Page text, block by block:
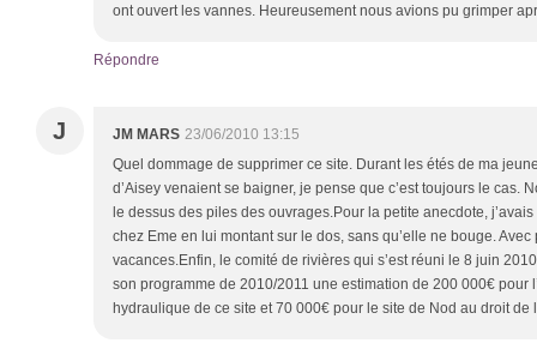
ont ouvert les vannes. Heureusement nous avions pu grimper
Répondre
J JM MARS 23/06/2010 13:15
Quel dommage de supprimer ce site. Durant les étés de ma
d’Aisey venaient se baigner, je pense que c’est toujours le cas.
le dessus des piles des ouvrages.Pour la petite anecdote,
chez Eme en lui montant sur le dos, sans qu’elle ne bouge. Avec
vacances.Enfin, le comité de rivières qui s’est réuni le 8 juin
son programme de 2010/2011 une estimation de 200 000€ pour
hydraulique de ce site et 70 000€ pour le site de Nod au droit de